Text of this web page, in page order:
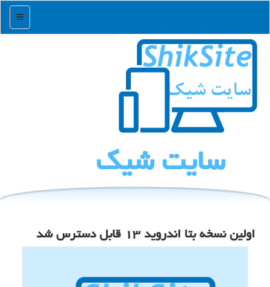
منو
سایت شیك
اولین نسخه بتا اندروید ۱۳ قابل دسترس شد